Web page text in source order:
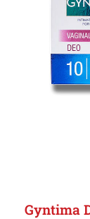
Gyntima